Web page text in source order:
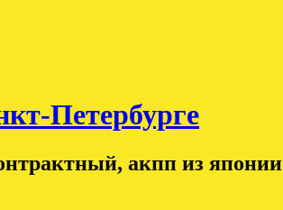
Петербурге
акпп из японии